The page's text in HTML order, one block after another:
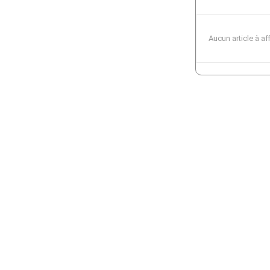
Aucun article à